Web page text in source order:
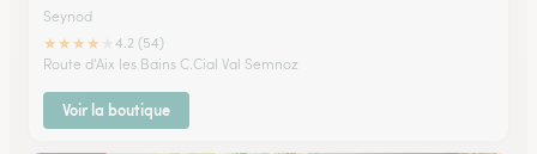
Seynod
★★★★
4.2 (54)
Route d'Aix les Bains C.Cial Val Semnoz
Voir la boutique